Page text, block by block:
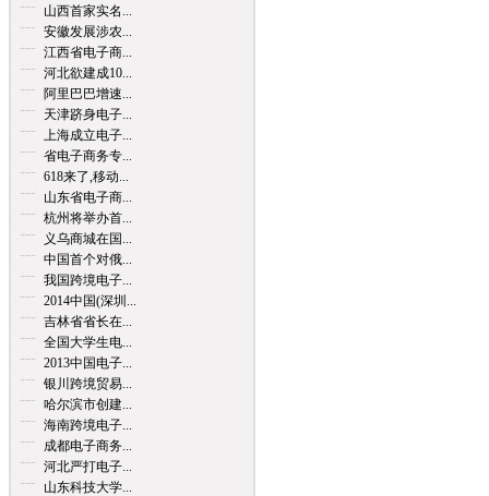
山西首家实名...
安徽发展涉农...
江西省电子商...
河北欲建成10...
阿里巴巴增速...
天津跻身电子...
上海成立电子...
省电子商务专...
618来了,移动...
山东省电子商...
杭州将举办首...
义乌商城在国...
中国首个对俄...
我国跨境电子...
2014中国(深圳...
吉林省省长在...
全国大学生电...
2013中国电子...
银川跨境贸易...
哈尔滨市创建...
海南跨境电子...
成都电子商务...
河北严打电子...
山东科技大学...